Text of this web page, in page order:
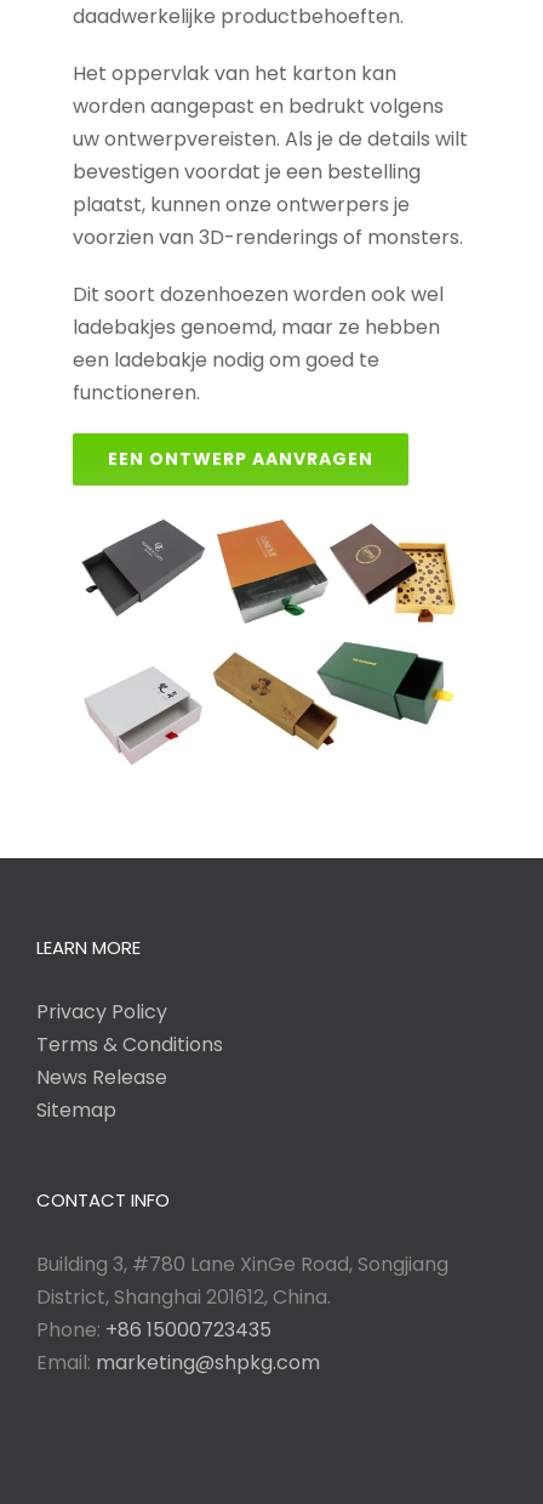
daadwerkelijke productbehoeften.
Het oppervlak van het karton kan
worden aangepast en bedrukt volgens
uw ontwerpvereisten. Als je de details wilt
bevestigen voordat je een bestelling
plaatst, kunnen onze ontwerpers je
voorzien van 3D-renderings of monsters.
Dit soort dozenhoezen worden ook wel
ladebakjes genoemd, maar ze hebben
een ladebakje nodig om goed te
functioneren.
EEN ONTWERP AANVRAGEN
LEARN MORE
Privacy Policy
Terms & Conditions
News Release
Sitemap
CONTACT INFO
Building 3, #780 Lane XinGe Road, Songjiang
District, Shanghai 201612, China.
Phone: +86 15000723435
Email: marketing@shpkg.com